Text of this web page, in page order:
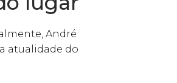
André
atualidade do